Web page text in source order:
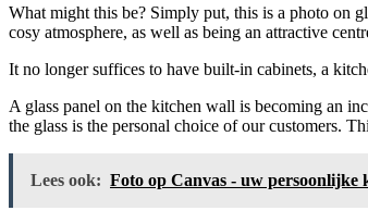
What might this be? Simply put, this is a photo on
cosy atmosphere, as well as being an attractive
It no longer suffices to have built-in cabinets, a
A glass panel on the kitchen wall is becoming an
the glass is the personal choice of our customers.
Lees ook: Foto op Canvas - uw persoonlijke